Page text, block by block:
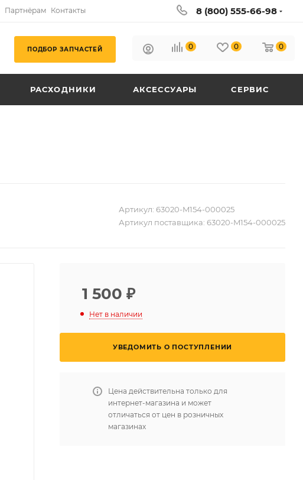
Партнёрам Контакты 8 (800) 555-66-98
ПОДБОР ЗАПЧАСТЕЙ 0 0 0
РАСХОДНИКИ АКСЕССУАРЫ СЕРВИС
Артикул: 63020-M154-000025
Артикул поставщика: 63020-M154-000025
1 500 ₽
Нет в наличии
УВЕДОМИТЬ О ПОСТУПЛЕНИИ
Цена действительна только для
интернет-магазина и может
отличаться от цен в розничных
магазинах